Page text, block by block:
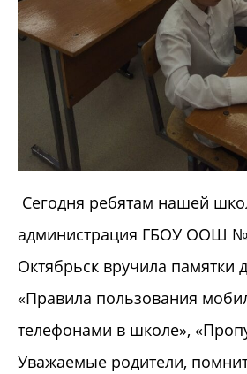
Сегодня ребятам нашей
администрация ГБОУ ООШ №
Октябрьск вручила памятки
«Правила пользования
телефонами в школе»,
Уважаемые родители,